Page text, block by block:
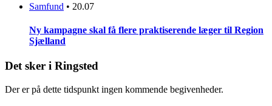
Samfund • 20.07
Ny kampagne skal få flere praktiserende læger til Region
Sjælland
Det sker i Ringsted
Der er på dette tidspunkt ingen kommende begivenheder.